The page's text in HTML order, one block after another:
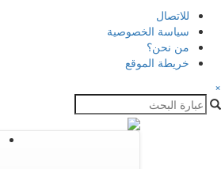
للاتصال
سياسة الخصوصية
من نحن؟
خريطة الموقع
×